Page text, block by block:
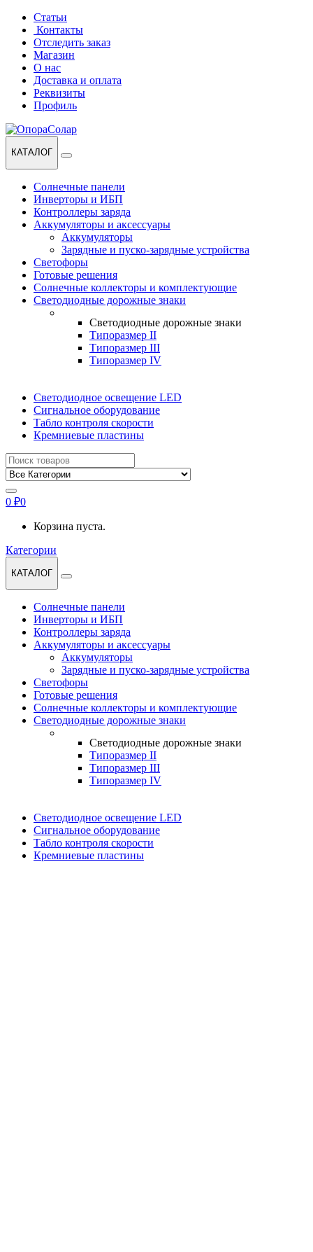
Перейти
навигации
Перейти
содержанию
Статьи
Контакты
Отследить заказ
Магазин
О нас
Доставка и оплата
Реквизиты
Профиль
КАТАЛОГ
Солнечные панели
Инверторы и ИБП
Контроллеры заряда
Аккумуляторы и аксессуары
Аккумуляторы
Зарядные и пуско-зарядные устройства
Светофоры
Готовые решения
Солнечные коллекторы и комплектующие
Светодиодные дорожные знаки
Светодиодные дорожные знаки
Типоразмер II
Типоразмер III
Типоразмер IV
Светодиодное освещение LED
Сигнальное оборудование
Табло контроля скорости
Кремниевые пластины
Найти:
0 ₽0
Корзина пуста.
Категории
КАТАЛОГ
Солнечные панели
Инверторы и ИБП
Контроллеры заряда
Аккумуляторы и аксессуары
Аккумуляторы
Зарядные и пуско-зарядные устройства
Светофоры
Готовые решения
Солнечные коллекторы и комплектующие
Светодиодные дорожные знаки
Светодиодные дорожные знаки
Типоразмер II
Типоразмер III
Типоразмер IV
Светодиодное освещение LED
Сигнальное оборудование
Табло контроля скорости
Кремниевые пластины